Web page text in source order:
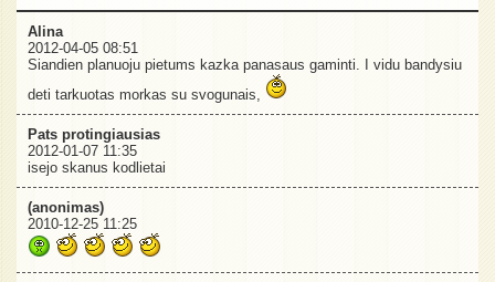
Alina
2012-04-05 08:51
Siandien planuoju pietums kazka panasaus gaminti. I vidu bandysiu
deti tarkuotas morkas su svogunais,
Pats protingiausias
2012-01-07 11:35
isejo skanus kodlietai
(anonimas)
2010-12-25 11:25